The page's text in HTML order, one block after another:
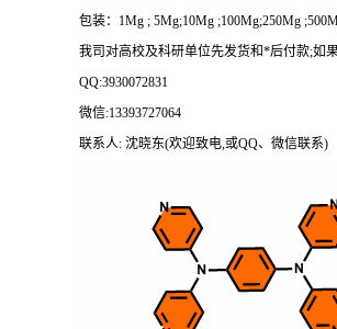
包装： 1Mg ; 5Mg;10Mg ;100Mg;250Mg
我司对高校及科研单位先发货和*后付款;如
QQ:3930072831
微信:13393727064
联系人: 沈晓东(欢迎致电,或QQ、微信联系)